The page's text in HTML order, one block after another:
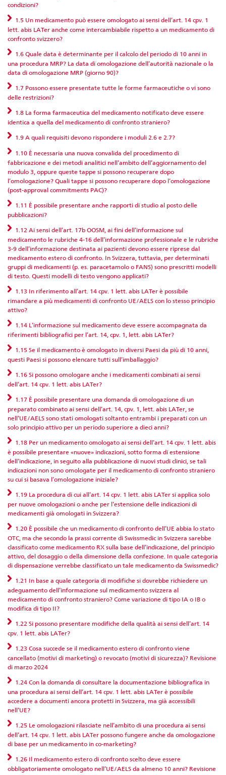
condizioni?
1.5 Un medicamento può essere omologato ai sensi dell’art. 14 cpv. 1
lett. abis LATer anche come intercambiabile rispetto a un medicamento di
confronto svizzero?
1.6 Quale data è determinante per il calcolo del periodo di 10 anni in
una procedura MRP? La data di omologazione dell’autorità nazionale o la
data di omologazione MRP (giorno 90)?
1.7 Possono essere presentate tutte le forme farmaceutiche o vi sono
delle restrizioni?
1.8 La forma farmaceutica del medicamento notificato deve essere
identica a quella del medicamento di confronto straniero?
1.9 A quali requisiti devono rispondere i moduli 2.6 e 2.7?
1.10 È necessaria una nuova convalida del procedimento di
fabbricazione e dei metodi analitici nell’ambito dell’aggiornamento del
modulo 3, oppure queste tappe si possono recuperare dopo
l’omologazione? Quali tappe si possono recuperare dopo l’omologazione
(post-approval commitments PAC)?
1.11 È possibile presentare anche rapporti di studio al posto delle
pubblicazioni?
1.12 Ai sensi dell’art. 17b OOSM, ai fini dell’informazione sul
medicamento le rubriche 4-16 dell’informazione professionale e le rubriche
3-9 dell’informazione destinata ai pazienti devono essere riprese dal
medicamento estero di confronto. In Svizzera, tuttavia, per determinati
gruppi di medicamenti (p. es. paracetamolo o FANS) sono prescritti modelli
di testo. Questi modelli di testo vengono applicati?
1.13 In riferimento all’art. 14 cpv. 1 lett. abis LATer è possibile
rimandare a più medicamenti di confronto UE/AELS con lo stesso principio
attivo?
1.14 L’informazione sul medicamento deve essere accompagnata da
riferimenti bibliografici per l’art. 14, cpv. 1, lett. abis LATer?
1.15 Se il medicamento è omologato in diversi Paesi da più di 10 anni,
questi Paesi si possono elencare tutti sull’imballaggio?
1.16 Si possono omologare anche i medicamenti combinati ai sensi
dell’art. 14 cpv. 1 lett. abis LATer?
1.17 È possibile presentare una domanda di omologazione di un
preparato combinato ai sensi dell’art. 14, cpv. 1, lett. abis LATer, se
nell’UE/AELS sono stati omologati soltanto entrambi i preparati con un
solo principio attivo per un periodo superiore a dieci anni?
1.18 Per un medicamento omologato ai sensi dell’art. 14 cpv. 1 lett. abis
è possibile presentare «nuove» indicazioni, sotto forma di estensione
dell’indicazione, in seguito alla pubblicazione di nuovi studi clinici, se tali
indicazioni non sono omologate per il medicamento di confronto straniero
su cui si basava l’omologazione iniziale?
1.19 La procedura di cui all’art. 14 cpv. 1 lett. abis LATer si applica solo
per nuove omologazioni o anche per l’estensione delle indicazioni di
medicamenti già omologati in Svizzera?
1.20 È possibile che un medicamento di confronto dell’UE abbia lo stato
OTC, ma che secondo la prassi corrente di Swissmedic in Svizzera sarebbe
classificato come medicamento RX sulla base dell’indicazione, del principio
attivo, del dosaggio o della dimensione della confezione. In quale categoria
di dispensazione verrebbe classificato un tale medicamento da Swissmedic?
1.21 In base a quale categoria di modifiche si dovrebbe richiedere un
adeguamento dell’informazione sul medicamento svizzera al
medicamento di confronto straniero? Come variazione di tipo IA o IB o
modifica di tipo II?
1.22 Si possono presentare modifiche della qualità ai sensi dell’art. 14
cpv. 1 lett. abis LATer?
1.23 Cosa succede se il medicamento estero di confronto viene
cancellato (motivi di marketing) o revocato (motivi di sicurezza)? Revisione
di marzo 2024
1.24 Con la domanda di consultare la documentazione bibliografica in
una procedura ai sensi dell’art. 14 cpv. 1 lett. abis LATer è possibile
accedere a documenti ancora protetti in Svizzera, ma già accessibili
nell’UE?
1.25 Le omologazioni rilasciate nell’ambito di una procedura ai sensi
dell’art. 14 cpv. 1 lett. abis LATer possono fungere anche da omologazione
di base per un medicamento in co-marketing?
1.26 Il medicamento estero di confronto scelto deve essere
obbligatoriamente omologato nell’UE/AELS da almeno 10 anni? Revisione